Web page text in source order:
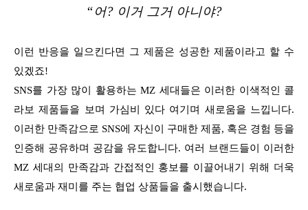
“어? 이거 그거 아니야?
이런 반응을 일으킨다면 그 제품은 성공한 제품이라고 할 수
있겠죠!
SNS를 가장 많이 활용하는 MZ 세대들은 이러한 이색적인 콜
라보 제품들을 보며 가심비 있다 여기며 새로움을 느낍니다.
이러한 만족감으로 SNS에 자신이 구매한 제품, 혹은 경험 등을
인증해 공유하며 공감을 유도합니다. 여러 브랜드들이 이러한
MZ 세대의 만족감과 간접적인 홍보를 이끌어내기 위해 더욱
새로움과 재미를 주는 협업 상품들을 출시했습니다.